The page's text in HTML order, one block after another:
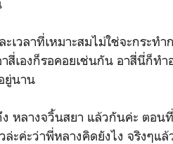
เวลาที่เหมาะสมไม่ใช่จะกระท
เองก็รอคอยเช่นกัน อาสี่นี่ก็ทำ
ยู่นาน
ง หลางจวิ้นสยา แล้วกันค่ะ ตอ
ค่ะว่าพี่หลางคิดยังไง จริงๆแล้